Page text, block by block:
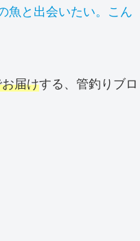
魚と出会いたい。こん
届けする、管釣りブロ